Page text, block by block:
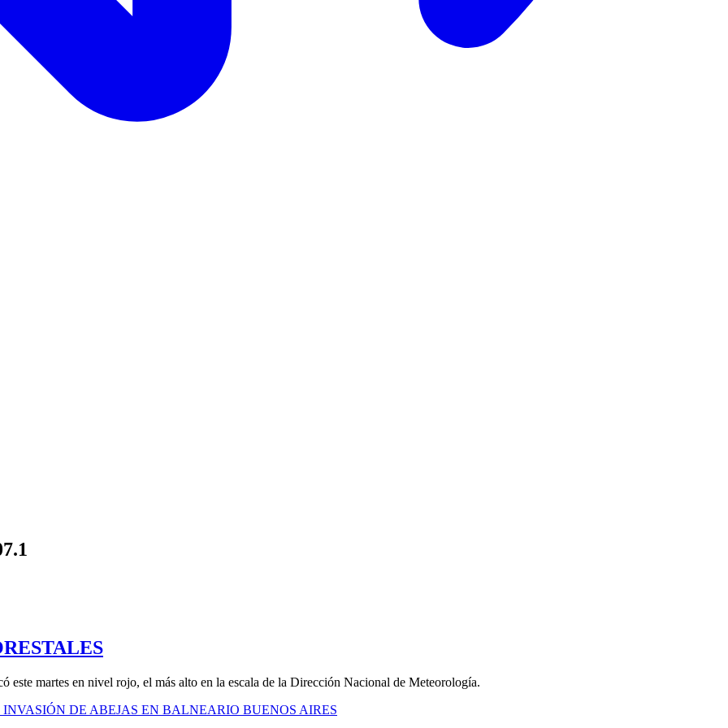
martes en nivel rojo, el más alto en la escala de la Dirección Nacional de Meteorología.